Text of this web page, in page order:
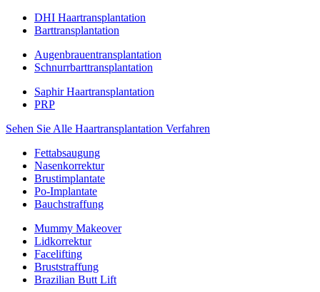
DHI Haartransplantation
Barttransplantation
Augenbrauentransplantation
Schnurrbarttransplantation
Saphir Haartransplantation
PRP
Sehen Sie Alle Haartransplantation Verfahren
Fettabsaugung
Nasenkorrektur
Brustimplantate
Po-Implantate
Bauchstraffung
Mummy Makeover
Lidkorrektur
Facelifting
Bruststraffung
Brazilian Butt Lift